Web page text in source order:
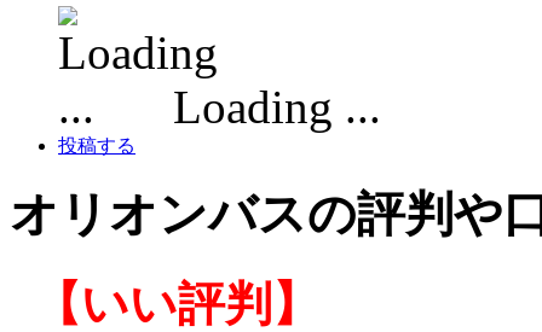
Loading ...
投稿する
オリオンバスの評判や
【いい評判】